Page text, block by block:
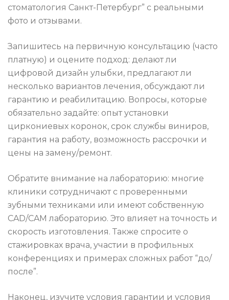
стоматология Санкт-Петербург” с реальными
фото и отзывами.
Запишитесь на первичную консультацию (часто
платную) и оцените подход: делают ли
цифровой дизайн улыбки, предлагают ли
несколько вариантов лечения, обсуждают ли
гарантию и реабилитацию. Вопросы, которые
обязательно задайте: опыт установки
циркониевых коронок, срок службы виниров,
гарантия на работу, возможность рассрочки и
цены на замену/ремонт.
Обратите внимание на лабораторию: многие
клиники сотрудничают с проверенными
зубными техниками или имеют собственную
CAD/CAM лабораторию. Это влияет на точность и
скорость изготовления. Также спросите о
стажировках врача, участии в профильных
конференциях и примерах сложных работ “до/
после”.
Наконец, изучите условия гарантии и условия